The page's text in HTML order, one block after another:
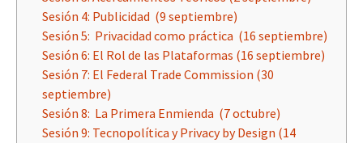
Sesión 4: Publicidad (9 septiembre)
Sesión 5: Privacidad como práctica (16 septiembre)
Sesión 6: El Rol de las Plataformas (16 septiembre)
Sesión 7: El Federal Trade Commission (30
septiembre)
Sesión 8: La Primera Enmienda (7 octubre)
Sesión 9: Tecnopolítica y Privacy by Design (14